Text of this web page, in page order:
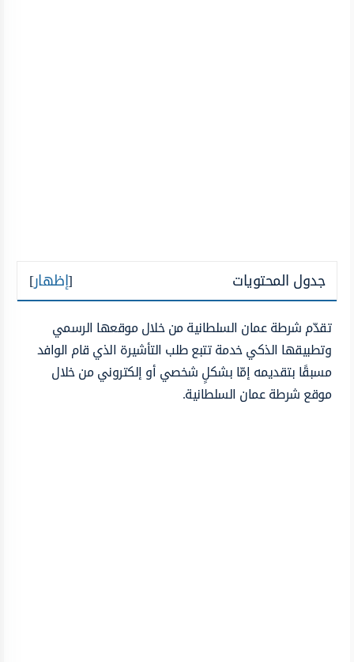
جدول المحتويات [إظهار]
تقدّم شرطة عمان السلطانية من خلال موقعها الرسمي
وتطبيقها الذكي خدمة تتبع طلب التأشيرة الذي قام الوافد
مسبقًا بتقديمه إمّا بشكلٍ شخصي أو إلكتروني من خلال
موقع شرطة عمان السلطانية.